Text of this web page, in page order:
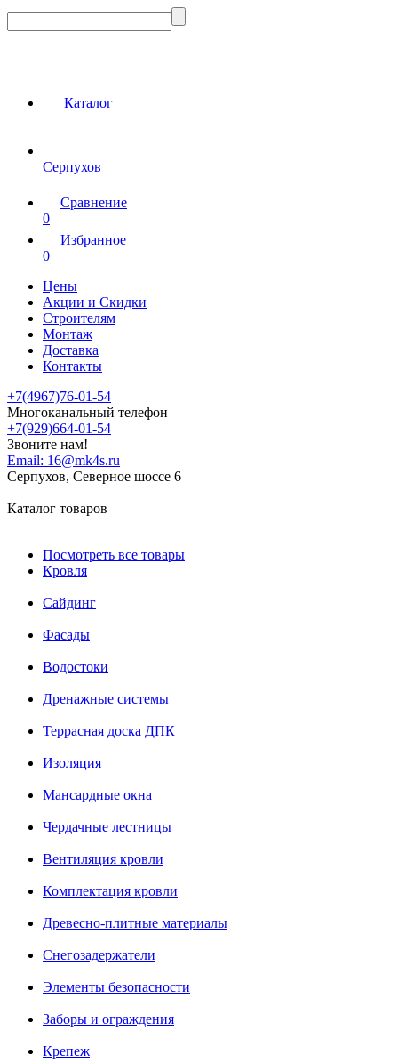
Каталог
Серпухов
Сравнение
0
Избранное
0
Цены
Акции и Скидки
Строителям
Монтаж
Доставка
Контакты
+7(4967)76-01-54
Многоканальный телефон
+7(929)664-01-54
Звоните нам!
Email: 16@mk4s.ru
Серпухов, Северное шоссе 6
Каталог товаров
Посмотреть все товары
Кровля
Сайдинг
Фасады
Водостоки
Дренажные системы
Террасная доска ДПК
Изоляция
Мансардные окна
Чердачные лестницы
Вентиляция кровли
Комплектация кровли
Древесно-плитные материалы
Снегозадержатели
Элементы безопасности
Заборы и ограждения
Крепеж